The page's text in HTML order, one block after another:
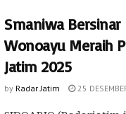
Smaniwa Bersinar
Wonoayu Meraih
Jatim 2025
by Radar Jatim 25